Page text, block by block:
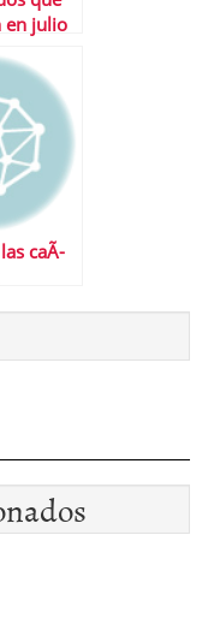
en julio
caÃ­